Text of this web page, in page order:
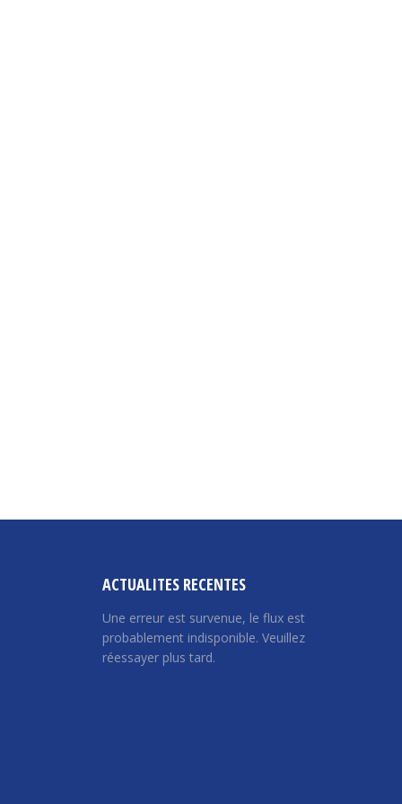
ACTUALITES RECENTES
Une erreur est survenue, le flux est
probablement indisponible. Veuillez
réessayer plus tard.